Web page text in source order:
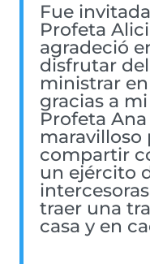
Fue
Profeta
agradeció
disfrutar
ministrar en
gracias a
Profeta
maravilloso
compartir
un ejército
traer una
casa y en